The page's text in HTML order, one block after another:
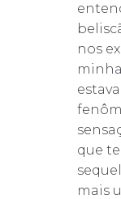
nos
que
mais